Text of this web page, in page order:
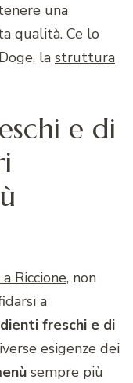
una
qualità. Ce lo
la struttura
e di
Riccione, non
a
freschi e di
esigenze dei
sempre più